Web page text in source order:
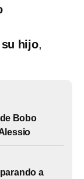
hijo,
Bobo
a